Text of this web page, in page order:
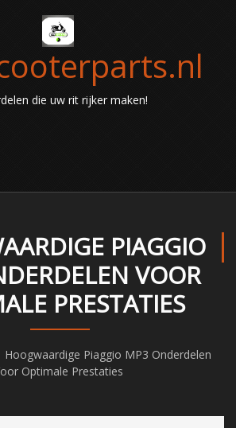
die uw rit rijker maken!
PIAGGIO
VOOR
PRESTATIES
Hoogwaardige Piaggio MP3 Onderdelen
Optimale Prestaties